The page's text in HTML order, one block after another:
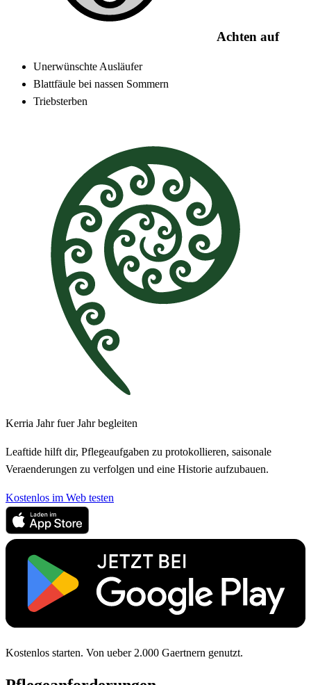
Achten auf
Unerwünschte Ausläufer
Blattfäule bei nassen Sommern
Triebsterben
Kerria Jahr fuer Jahr begleiten
Leaftide hilft dir, Pflegeaufgaben zu protokollieren, saisonale
Veraenderungen zu verfolgen und eine Historie aufzubauen.
Kostenlos im Web testen
Kostenlos starten. Von ueber 2.000 Gaertnern genutzt.